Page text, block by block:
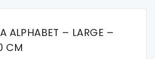
ALPHABET – LARGE –
CM